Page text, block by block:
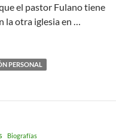
el pastor Fulano tiene
otra iglesia en …
PERSONAL
Biografías